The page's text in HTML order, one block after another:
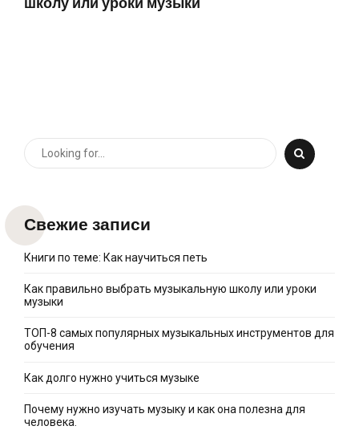
Свежие записи
Книги по теме: Как научиться петь
Как правильно выбрать музыкальную школу или уроки
музыки
ТОП-8 самых популярных музыкальных инструментов для
обучения
Как долго нужно учиться музыке
Почему нужно изучать музыку и как она полезна для
человека.